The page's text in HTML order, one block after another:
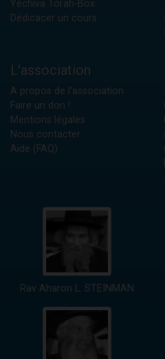
Yéchiva Torah-Box
Dédicacer un cours
L'association
A propos de l'association
Faire un don !
Mentions légales
Nous contacter
Aide (FAQ)
Rav Aharon L. STEINMAN